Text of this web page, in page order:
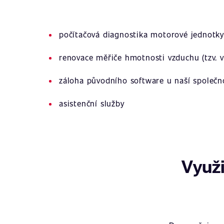
počítačová diagnostika motorové
renovace měřiče hmotnosti vzduchu (tzv.
záloha původního software u naší
asistenční služby